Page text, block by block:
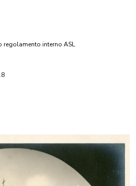
regolamento interno ASL